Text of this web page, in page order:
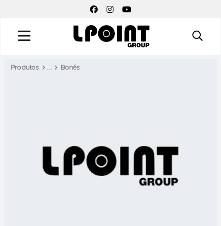
FACEBOOK SOCIAL LINK
INSTAGRAM SOCIAL LINK
YOUTUBE SOCIAL LINK
Produtos Bonés